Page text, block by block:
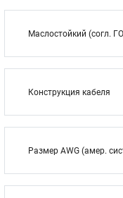
Маслостойкий (согл.
Конструкция кабеля
Размер AWG (амер.